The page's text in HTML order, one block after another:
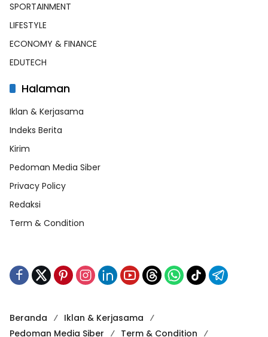
SPORTAINMENT
LIFESTYLE
ECONOMY & FINANCE
EDUTECH
Halaman
Iklan & Kerjasama
Indeks Berita
Kirim
Pedoman Media Siber
Privacy Policy
Redaksi
Term & Condition
Beranda
Iklan & Kerjasama
Pedoman Media Siber
Term & Condition